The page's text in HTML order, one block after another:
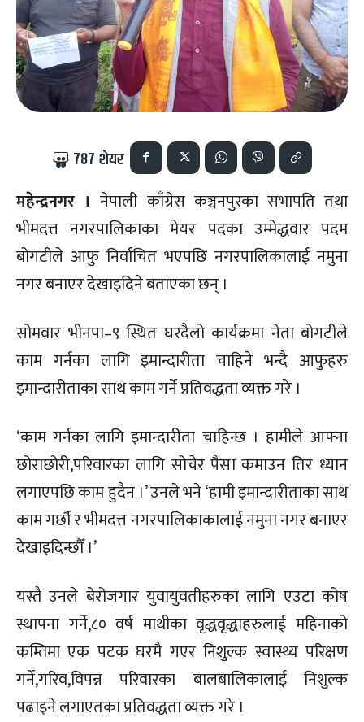
787शेयर
महेन्द्रनगर । नेपाली काँग्रेस कञ्चनपुरका सभापति तथा
भीमदत्त नगरपालिकाका मेयर पदका उम्मेद्धवार पदम
बोगटीले आफु निर्वाचित भएपछि नगरपालिकालाई नमुना
नगर बनाएर देखाइदिने बताएका छन् ।
सोमवार भीनपा–९ स्थित घरदैलो कार्यक्रमा नेता बोगटीले
काम गर्नका लागि इमान्दारीता चाहिने भन्दै आफुहरु
इमान्दारीताका साथ काम गर्ने प्रतिवद्धता व्यक्त गरे ।
‘काम गर्नका लागि इमान्दारीता चाहिन्छ । हामीले आफ्ना
छोराछोरी,परिवारका लागि सोचेर पैसा कमाउन तिर ध्यान
लगाएपछि काम हुदैन ।’ उनले भने ‘हामी इमान्दारीताका साथ
काम गर्छौ र भीमदत्त नगरपालिकाकालाई नमुना नगर बनाएर
देखाइदिन्छौँ ।’
यस्तै उनले बेरोजगार युवायुवतीहरुका लागि एउटा कोष
स्थापना गर्ने,८० वर्ष माथीका वृद्धवृद्धाहरुलाई महिनाको
कम्तिमा एक पटक घरमै गएर निशुल्क स्वास्थ्य परिक्षण
गर्ने,गरिव,विपन्न परिवारका बालबालिकालाई निशुल्क
पढाइने लगाएतका प्रतिवद्धता व्यक्त गरे ।